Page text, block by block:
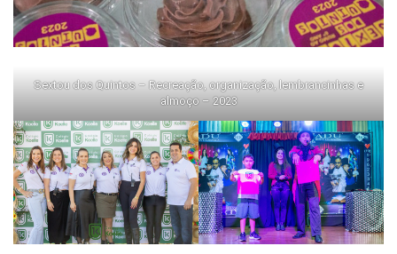
Sextou dos Quintos – Recreação, organização, lembrancinhas e
almoço – 2023